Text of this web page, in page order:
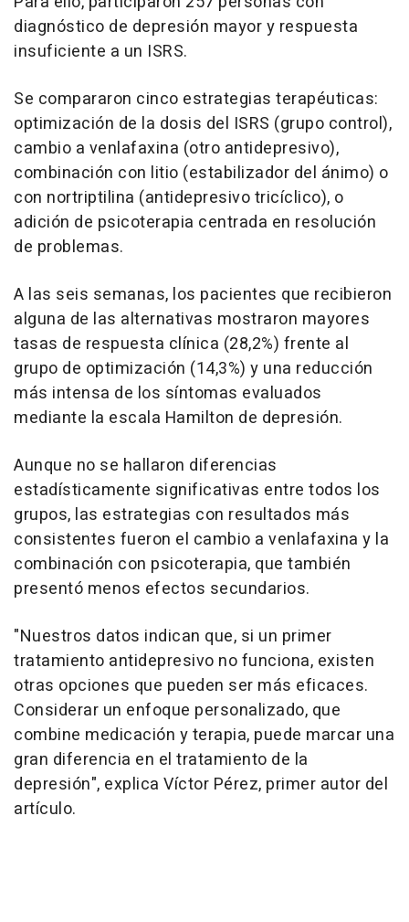
diagnóstico de depresión mayor y respuesta
insuficiente a un ISRS.
Se compararon cinco estrategias terapéuticas:
optimización de la dosis del ISRS (grupo control),
cambio a venlafaxina (otro antidepresivo),
combinación con litio (estabilizador del ánimo) o
con nortriptilina (antidepresivo tricíclico), o
adición de psicoterapia centrada en resolución
de problemas.
A las seis semanas, los pacientes que recibieron
alguna de las alternativas mostraron mayores
tasas de respuesta clínica (28,2%) frente al
grupo de optimización (14,3%) y una reducción
más intensa de los síntomas evaluados
mediante la escala Hamilton de depresión.
Aunque no se hallaron diferencias
estadísticamente significativas entre todos los
grupos, las estrategias con resultados más
consistentes fueron el cambio a venlafaxina y la
combinación con psicoterapia, que también
presentó menos efectos secundarios.
"Nuestros datos indican que, si un primer
tratamiento antidepresivo no funciona, existen
otras opciones que pueden ser más eficaces.
Considerar un enfoque personalizado, que
combine medicación y terapia, puede marcar una
gran diferencia en el tratamiento de la
depresión", explica Víctor Pérez, primer autor del
artículo.